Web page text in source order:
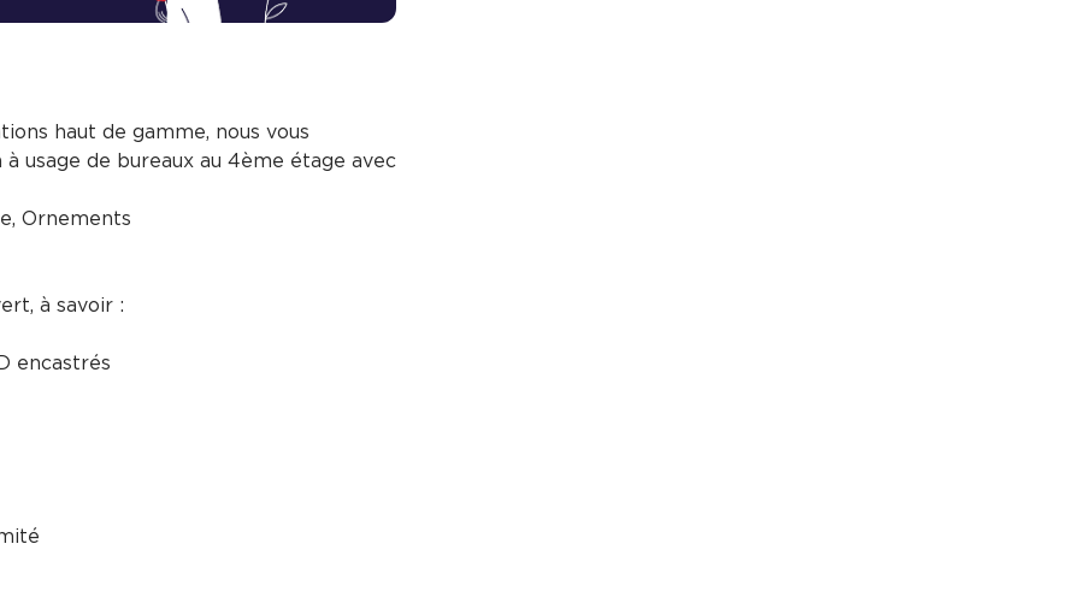
haut de gamme, nous vous
usage de bureaux au 4ème étage avec
Ornements
à savoir :
encastrés